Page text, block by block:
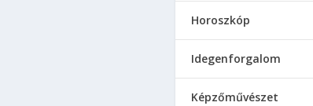
Horoszkóp
Idegenforgalom
Képzőművészet